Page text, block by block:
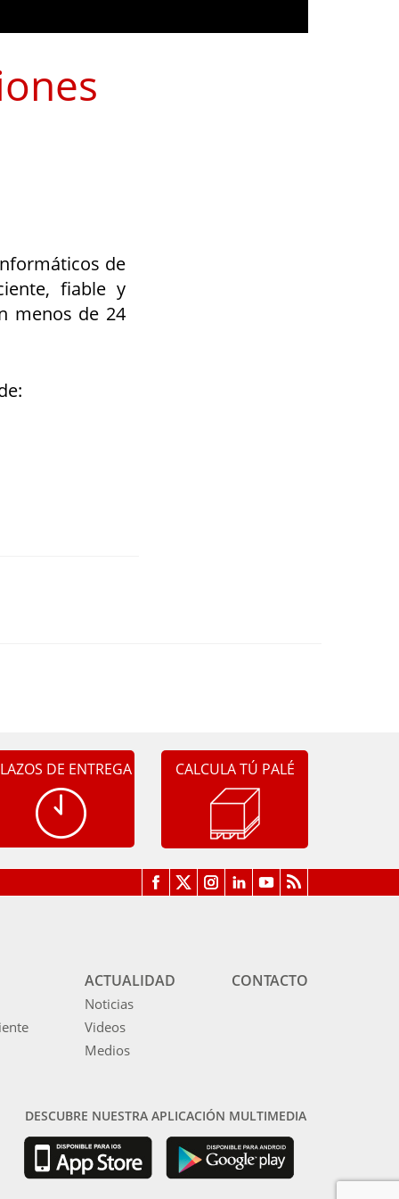
de
fiable y
menos de 24
DE ENTREGA CALCULA TÚ PALÉ
ACTUALIDAD
Noticias
Videos
Medios
CONTACTO
DESCUBRE NUESTRA APLICACIÓN MULTIMEDIA